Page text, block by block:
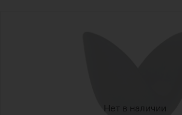
Нет в наличии